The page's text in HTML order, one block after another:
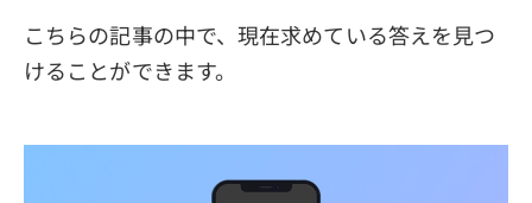
こちらの記事の中で、現在求めている答えを見つ
けることができます。